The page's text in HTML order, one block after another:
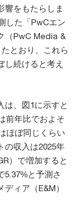
響をもたらしま
した「PwCエン
（PwC Media &
とおり、これら
し続けると考え
は、図1に示すと
前年比でおよそ
ほぼ同じくらい
の収入は2025年
）で増加すると
5.37%と予測さ
ィア（E&M）